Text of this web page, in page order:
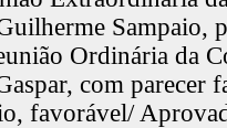
Sampaio,
Ordinária da
com parecer
favorável/